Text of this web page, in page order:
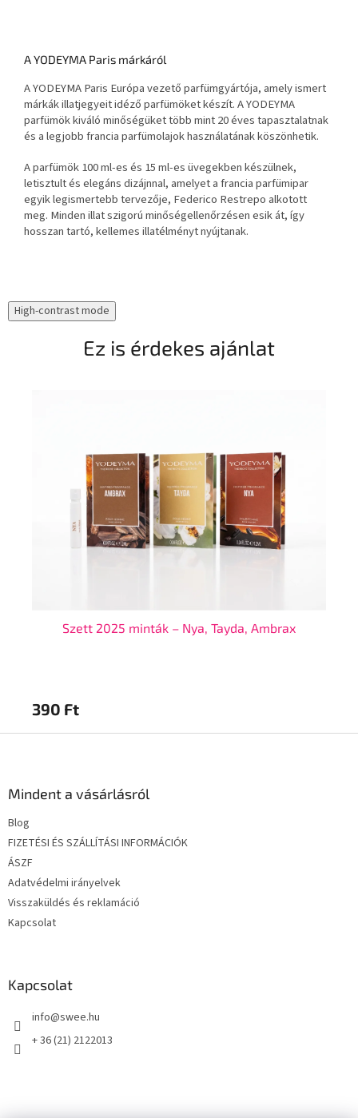
A YODEYMA Paris márkáról
A YODEYMA Paris Európa vezető parfümgyártója, amely ismert
márkák illatjegyeit idéző parfümöket készít. A YODEYMA
parfümök kiváló minőségüket több mint 20 éves tapasztalatnak
és a legjobb francia parfümolajok használatának köszönhetik.
A parfümök 100 ml-es és 15 ml-es üvegekben készülnek,
letisztult és elegáns dizájnnal, amelyet a francia parfümipar
egyik legismertebb tervezője, Federico Restrepo alkotott
meg. Minden illat szigorú minőségellenőrzésen esik át, így
hosszan tartó, kellemes illatélményt nyújtanak.
High-contrast mode
Ez is érdekes ajánlat
Szett 2025 minták – Nya, Tayda, Ambrax
390 Ft
Mindent a vásárlásról
Blog
FIZETÉSI ÉS SZÁLLÍTÁSI INFORMÁCIÓK
ÁSZF
Adatvédelmi irányelvek
Visszaküldés és reklamáció
Kapcsolat
Kapcsolat
info@swee.hu
+ 36 (21) 2122013